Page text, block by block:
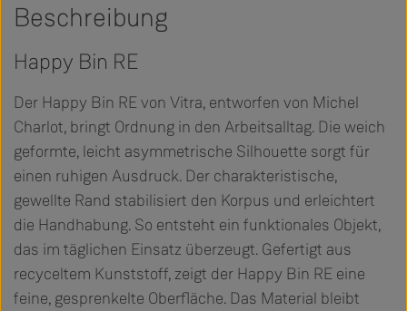
Beschreibung
Happy Bin RE
Der Happy Bin RE von Vitra, entworfen von Michel
Charlot, bringt Ordnung in den Arbeitsalltag. Die weich
geformte, leicht asymmetrische Silhouette sorgt für
einen ruhigen Ausdruck. Der charakteristische,
gewellte Rand stabilisiert den Korpus und erleichtert
die Handhabung. So entsteht ein funktionales Objekt,
das im täglichen Einsatz überzeugt. Gefertigt aus
recyceltem Kunststoff, zeigt der Happy Bin RE eine
feine, gesprenkelte Oberfläche. Das Material bleibt